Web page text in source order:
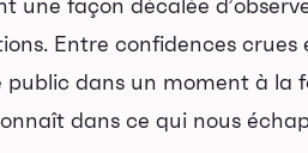
une façon décalée
Entre confidences crues
public dans un moment à la
dans ce qui nous